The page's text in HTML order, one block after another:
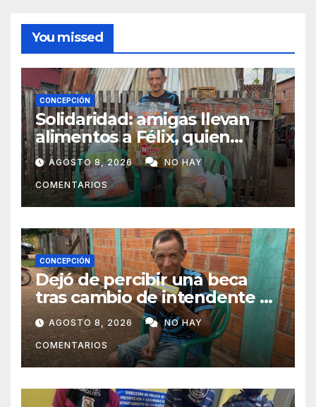
You missed
CONCEPCIÓN
Solidaridad: amigas llevan
alimentos a Félix, quien
ahora vende caramelos para
subsistir
AGOSTO 8, 2026 NO HAY
COMENTARIOS
CONCEPCIÓN
Dejó de percibir una beca
tras cambio de intendente y
ahora vende caramelos para
subsistir
AGOSTO 8, 2026 NO HAY
COMENTARIOS